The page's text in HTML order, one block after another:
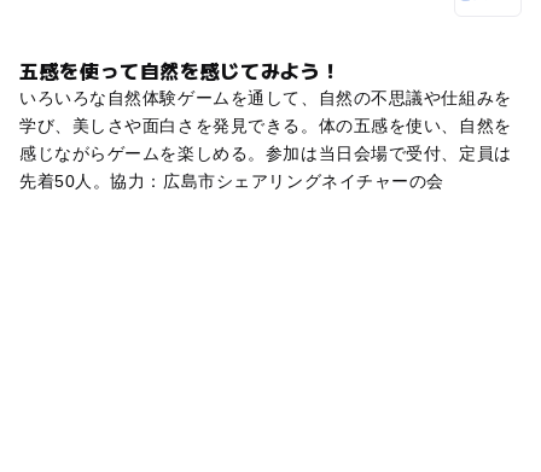
五感を使って自然を感じてみよう！
いろいろな自然体験ゲームを通して、自然の不思議や仕組みを
学び、美しさや面白さを発見できる。体の五感を使い、自然を
感じながらゲームを楽しめる。参加は当日会場で受付、定員は
先着50人。協力：広島市シェアリングネイチャーの会